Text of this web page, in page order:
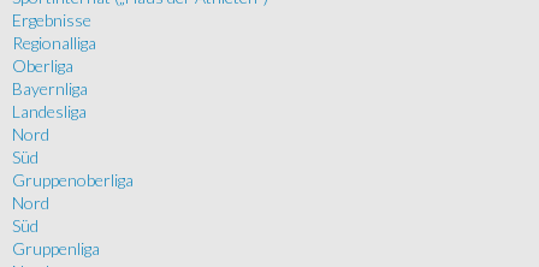
Ergebnisse
Regionalliga
Oberliga
Bayernliga
Landesliga
Nord
Süd
Gruppenoberliga
Nord
Süd
Gruppenliga